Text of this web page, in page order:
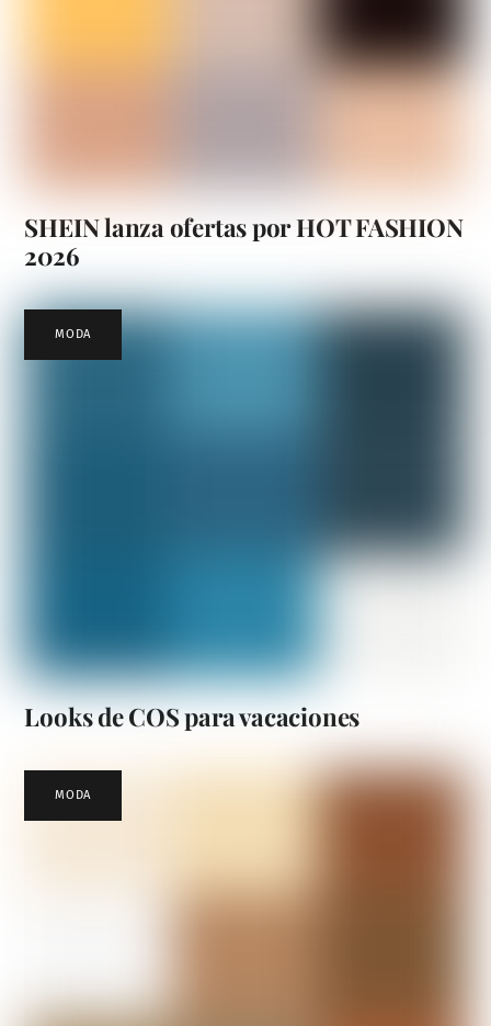
SHEIN lanza ofertas por HOT FASHION
2026
MODA
Looks de COS para vacaciones
MODA